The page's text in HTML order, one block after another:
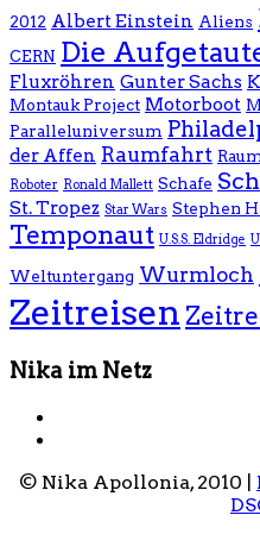
2012 Albert Einstein Aliens
CERN Die
Fluxröhren Gunter Sachs
Montauk Project Motorboot
Paralleluniversum
der Affen Raumfahrt
Roboter Ronald Mallett Schafe
St. Tropez Star Wars Stephen
Temponaut U.S.S. Eldridge
Weltuntergang Wurmloch
Zeitreisen
Nika im Netz
© Nika Apollonia, 2010 |